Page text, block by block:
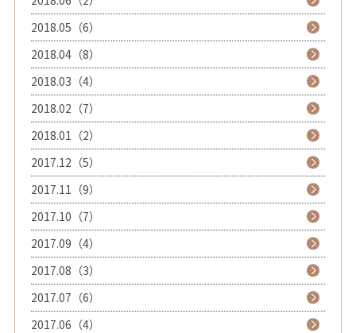
2018.05（6）
2018.04（8）
2018.03（4）
2018.02（7）
2018.01（2）
2017.12（5）
2017.11（9）
2017.10（7）
2017.09（4）
2017.08（3）
2017.07（6）
2017.06（4）